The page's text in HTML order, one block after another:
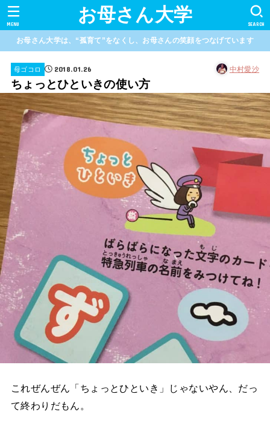
お母さん大学 SEARCH
MENU
お母さん大学は、“孤育て”をなくし、お母さんの笑顔をつなげています
母ゴコロ 2018.01.26 中村愛沙
ちょっとひといきの使い方
これぜんぜん「ちょっとひといき」じゃないやん、だっ
て終わりだもん。